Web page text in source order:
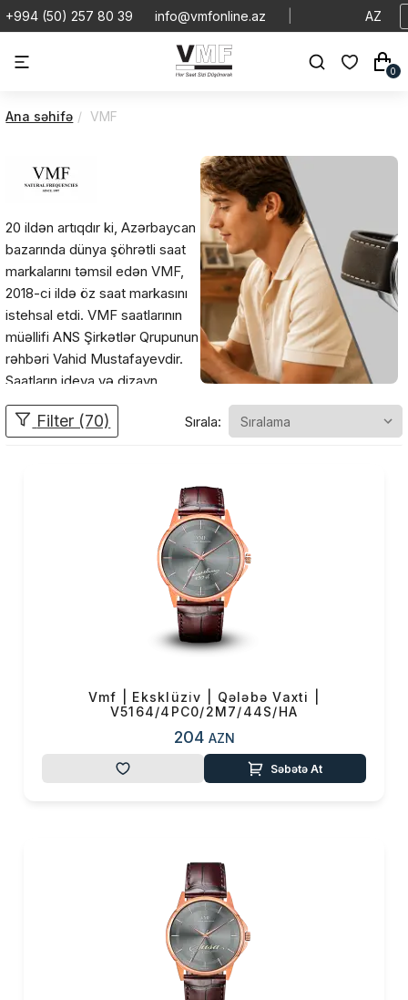
+994 (50) 257 80 39 info@vmfonline.az AZ
0
Ana səhifə VMF
20 ildən artıqdır ki, Azərbaycan
bazarında dünya şöhrətli saat
markalarını təmsil edən VMF,
2018-ci ildə öz saat markasını
istehsal etdi. VMF saatlarının
müəllifi ANS Şirkətlər Qrupunun
rəhbəri Vahid Mustafayevdir.
Saatların ideya və dizayn
həllərinin araşdırılması düz iki
ildən artıq zaman aldı. Dünyaca
cəlbedici olması üçün bir sıra
dəyişikliklər edildi. Uzun sürən
araşdırmalar nəticədə yüksək
mükəmməlliklə yekunlaşdı.
Vahid Mustafayev bu saatları
uğur yolunda ilk addımlarını
atan insanlara həsr edib. Adın
səslənməsi, yadda qalması,
həmçinin saatın mexanizmi və
görünməsi üçün brendə VMF
adı verilib.
aşılanmış dəridən hazırlanmış
kəmər, sapfir kristal şüşə və
Yaponiyanın tanınmış Seiko
mexanizmləri istifadə olunub.
Filter (70) Sırala:
Vmf | Eksklüzi̇v | Qələbə Vaxti |
V5164/4PC0/2M7/44S/HA
204 AZN
Səbətə At